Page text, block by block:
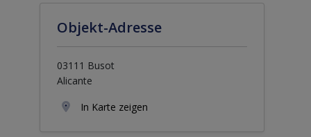
Objekt-Adresse
03111 Busot
Alicante
In Karte zeigen